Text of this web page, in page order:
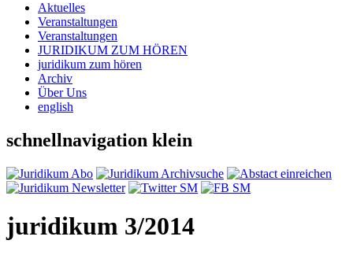
Aktuelles
Veranstaltungen
Veranstaltungen
JURIDIKUM ZUM HÖREN
juridikum zum hören
Archiv
Über Uns
english
schnellnavigation klein
juridikum 3/2014